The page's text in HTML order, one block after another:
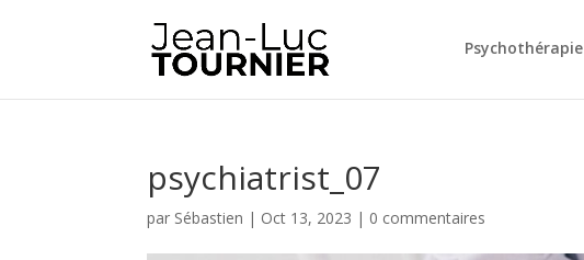
Psychothérapie
psychiatrist_07
par Sébastien | Oct 13, 2023 | 0 commentaires